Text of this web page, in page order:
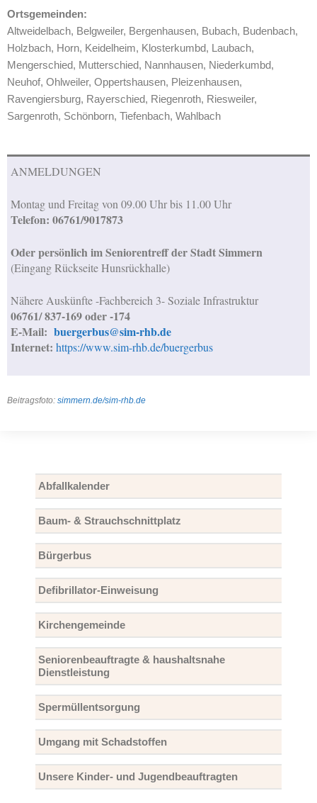
Ortsgemeinden:
Altweidelbach, Belgweiler, Bergenhausen, Bubach, Budenbach,
Holzbach, Horn, Keidelheim, Klosterkumbd, Laubach,
Mengerschied, Mutterschied, Nannhausen, Niederkumbd,
Neuhof, Ohlweiler, Oppertshausen, Pleizenhausen,
Ravengiersburg, Rayerschied, Riegenroth, Riesweiler,
Sargenroth, Schönborn, Tiefenbach, Wahlbach
ANMELDUNGEN
Montag und Freitag von 09.00 Uhr bis 11.00 Uhr
Telefon: 06761/9017873
Oder persönlich im Seniorentreff der Stadt Simmern
(Eingang Rückseite Hunsrückhalle)
Nähere Auskünfte -Fachbereich 3- Soziale Infrastruktur
06761/ 837-169 oder -174
E-Mail: buergerbus@sim-rhb.de
Internet: https://www.sim-rhb.de/buergerbus
Beitragsfoto: simmern.de/sim-rhb.de
Abfallkalender
Baum- & Strauchschnittplatz
Bürgerbus
Defibrillator-Einweisung
Kirchengemeinde
Seniorenbeauftragte & haushaltsnahe
Dienstleistung
Spermüllentsorgung
Umgang mit Schadstoffen
Unsere Kinder- und Jugendbeauftragten